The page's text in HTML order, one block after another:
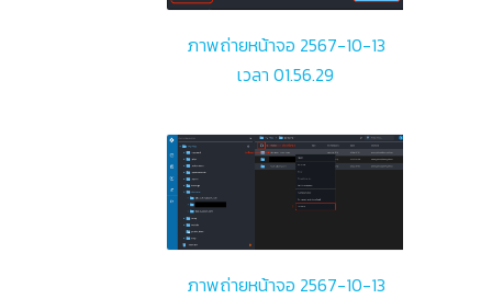
ภาพถ่ายหน้าจอ 2567-10-13
เวลา 01.56.29
ภาพถ่ายหน้าจอ 2567-10-13